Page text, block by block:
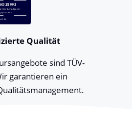
Qualität
sind TÜV-
garantieren ein